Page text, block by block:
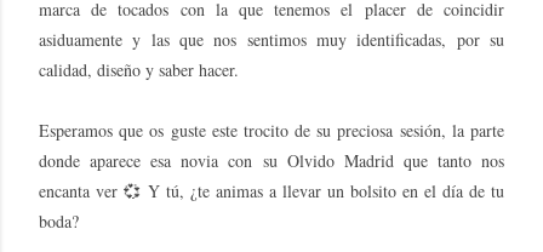
marca de tocados con la que tenemos el placer de coincidir
asiduamente y las que nos sentimos muy identificadas, por su
calidad, diseño y saber hacer.
Esperamos que os guste este trocito de su preciosa sesión, la parte
donde aparece esa novia con su Olvido Madrid que tanto nos
encanta ver 💞 Y tú, ¿te animas a llevar un bolsito en el día de tu
boda?